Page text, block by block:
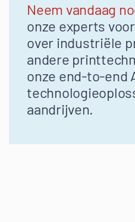
Neem vandaag
onze experts
over industriële
andere
onze end-to-end
aandrijven.